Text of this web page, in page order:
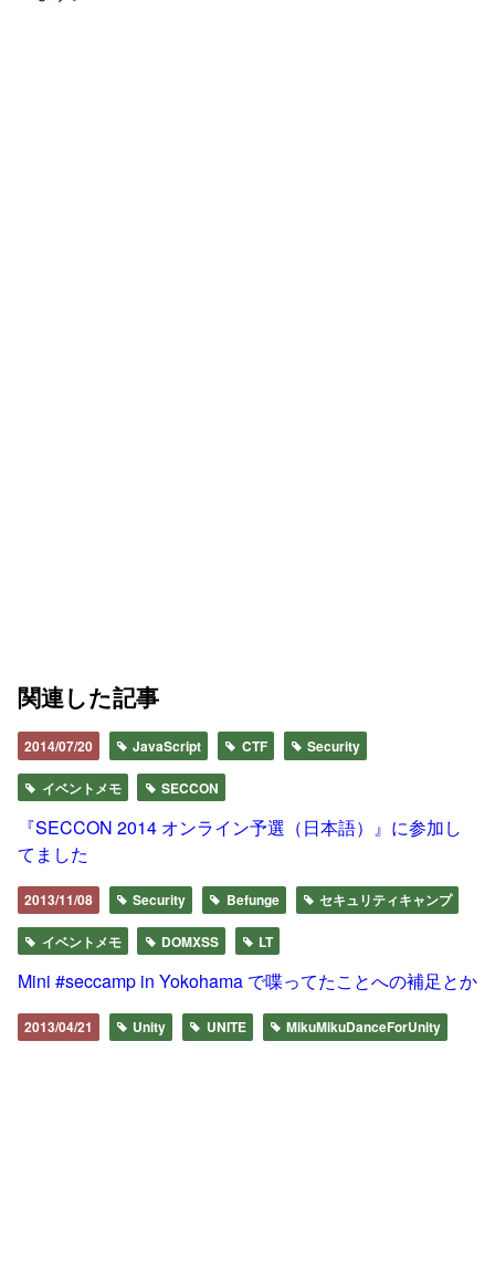
関連した記事
2014/07/20 JavaScript CTF Security
イベントメモ SECCON
『SECCON 2014 オンライン予選（日本語）』に参加し
てました
2013/11/08 Security Befunge セキュリティキャンプ
イベントメモ DOMXSS LT
Mini #seccamp in Yokohama で喋ってたことへの補足とか
2013/04/21 Unity UNITE MikuMikuDanceForUnity